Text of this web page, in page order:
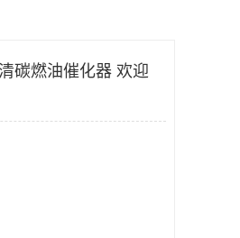
碳燃油催化器 欢迎